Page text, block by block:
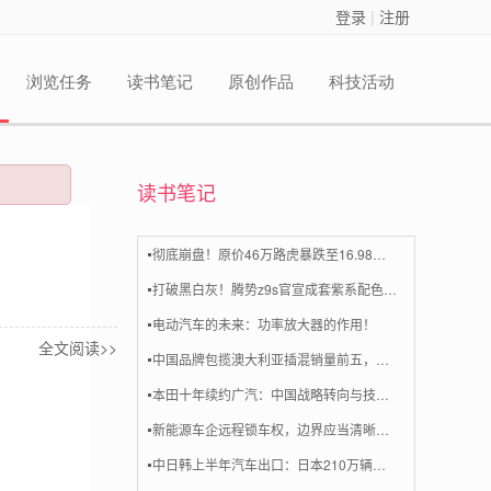
登录 | 注册
浏览任务 读书笔记 原创作品 科技活动
全文阅读>>
读书笔记
电动汽车的未来：功率放大器的作用！